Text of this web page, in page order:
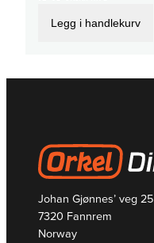
Legg i handlekurv
Johan Gjønnes’ veg 25
7320 Fannrem
Norway